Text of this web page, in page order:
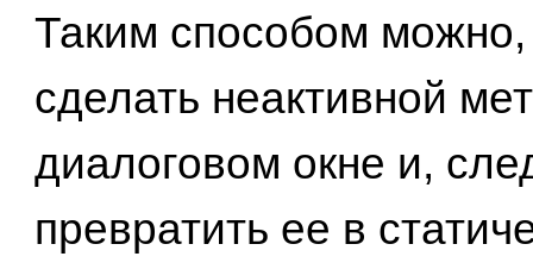
Таким способом
сделать неактивной
диалоговом окне и,
превратить ее в